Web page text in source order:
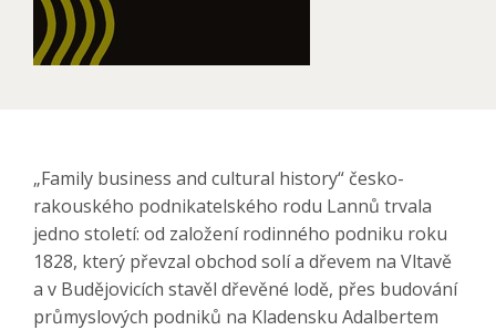
„Family business and cultural history“ česko-
rakouského podnikatelského rodu Lannů trvala
jedno století: od založení rodinného podniku roku
1828, který převzal obchod solí a dřevem na Vltavě
a v Budějovicích stavěl dřevěné lodě, přes budování
průmyslových podniků na Kladensku Adalbertem